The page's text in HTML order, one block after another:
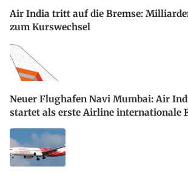
Air India tritt auf die Bremse:
zum Kurswechsel
Neuer Flughafen Navi Mumbai: Air
startet als erste Airline internationale